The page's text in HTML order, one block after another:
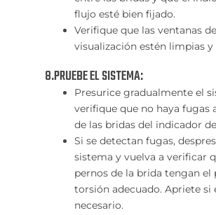
flujo esté bien fijado.
Verifique que las ventanas de
visualización estén limpias y
8.PRUEBE EL SISTEMA:
Presurice gradualmente el
verifique que no haya fugas
de las bridas del indicador
Si se detectan fugas,
sistema y vuelva a verificar
pernos de la brida tengan el
torsión adecuado. Apriete si
necesario.